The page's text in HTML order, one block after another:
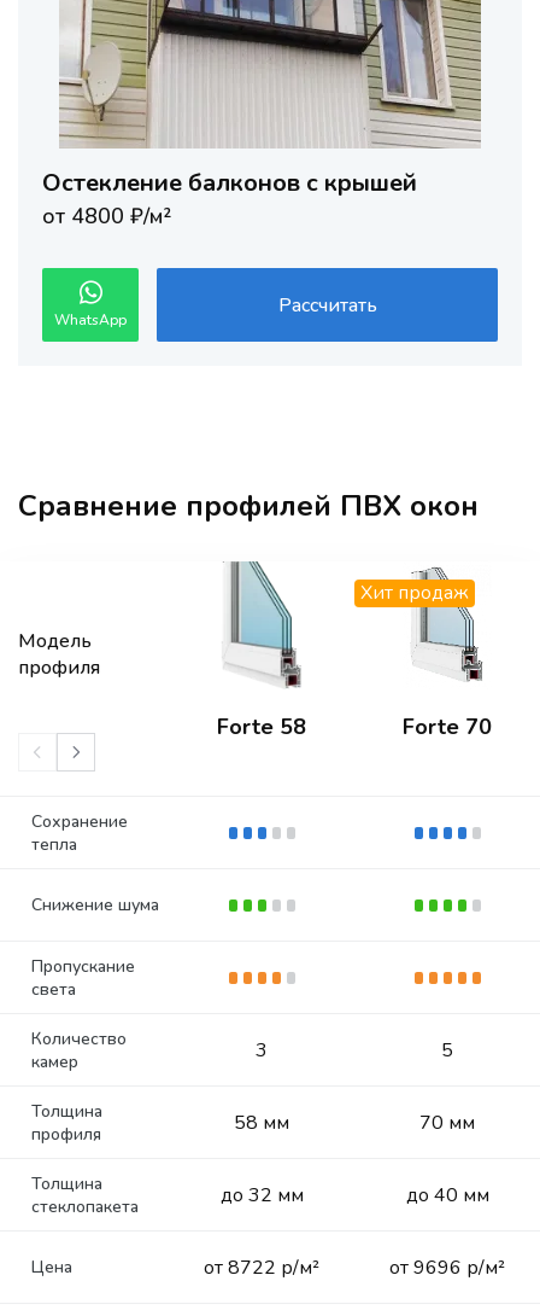
Остекление балконов с крышей
от 4800 ₽/м²
WhatsApp
Рассчитать
Сравнение профилей ПВХ окон
Модель
профиля
Forte 58
Хит продаж
Forte 70
Сохранение
тепла
Снижение шума
Пропускание
света
Количество
камер
Толщина
профиля
Толщина
стеклопакета
Цена
3
58 мм
до 32 мм
от 8722 р/м²
5
70 мм
до 40 мм
от 9696 р/м²